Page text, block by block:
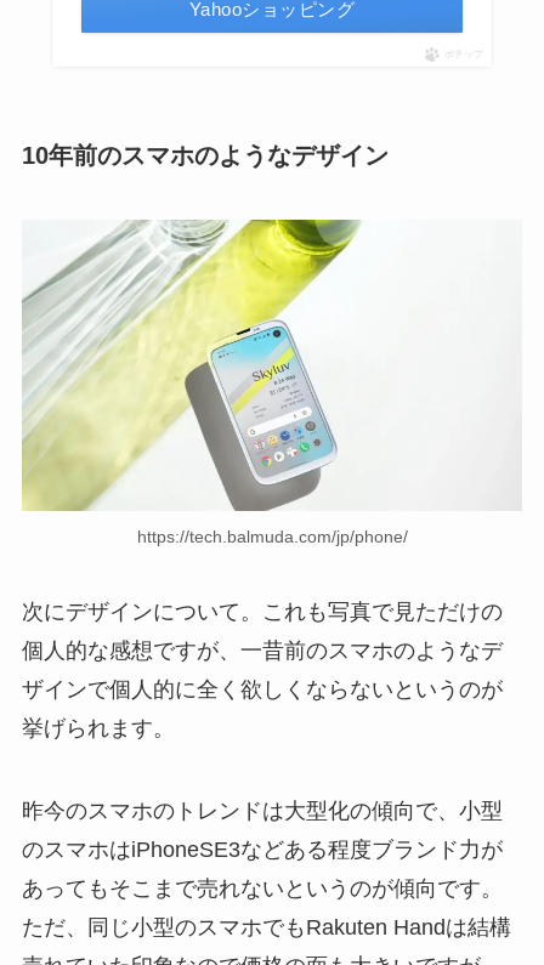
Yahooショッピング
ポチップ
10年前のスマホのようなデザイン
https://tech.balmuda.com/jp/phone/
次にデザインについて。これも写真で見ただけの
個人的な感想ですが、一昔前のスマホのようなデ
ザインで個人的に全く欲しくならないというのが
挙げられます。
昨今のスマホのトレンドは大型化の傾向で、小型
のスマホはiPhoneSE3などある程度ブランド力が
あってもそこまで売れないというのが傾向です。
ただ、同じ小型のスマホでもRakuten Handは結構